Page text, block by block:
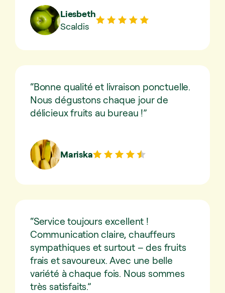
Liesbeth
Scaldis
“Bonne qualité et livraison ponctuelle.
Nous dégustons chaque jour de
délicieux fruits au bureau !”
Mariska
“Service toujours excellent !
Communication claire, chauffeurs
sympathiques et surtout – des fruits
frais et savoureux. Avec une belle
variété à chaque fois. Nous sommes
très satisfaits.”